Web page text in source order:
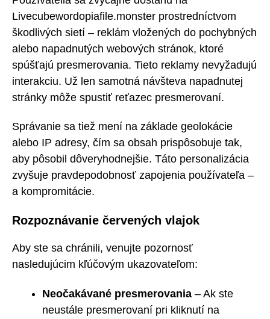
Livecubewordopiafile.monster prostredníctvom
škodlivých sietí – reklám vložených do pochybných
alebo napadnutých webových stránok, ktoré
spúšťajú presmerovania. Tieto reklamy nevyžadujú
interakciu. Už len samotná návšteva napadnutej
stránky môže spustiť reťazec presmerovaní.
Správanie sa tiež mení na základe geolokácie
alebo IP adresy, čím sa obsah prispôsobuje tak,
aby pôsobil dôveryhodnejšie. Táto personalizácia
zvyšuje pravdepodobnosť zapojenia používateľa –
a kompromitácie.
Rozpoznávanie červených vlajok
Aby ste sa chránili, venujte pozornosť
nasledujúcim kľúčovým ukazovateľom:
Neočakávané presmerovania – Ak ste
neustále presmerovaní pri kliknutí na